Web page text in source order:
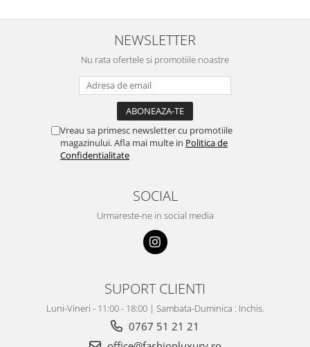
NEWSLETTER
Nu rata ofertele si promotiile noastre
Vreau sa primesc newsletter cu promotiile
magazinului. Afla mai multe in Politica de
Confidentialitate
SOCIAL
Urmareste-ne in social media
SUPORT CLIENTI
Luni-Vineri - 11:00 - 18:00 | Sambata-Duminica : Inchis.
0767 51 21 21